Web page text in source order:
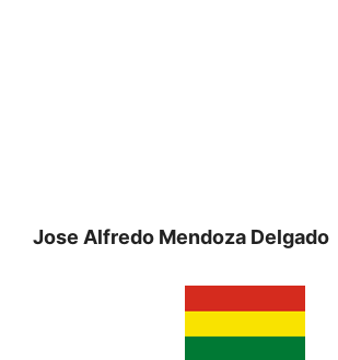
Jose Alfredo Mendoza Delgado